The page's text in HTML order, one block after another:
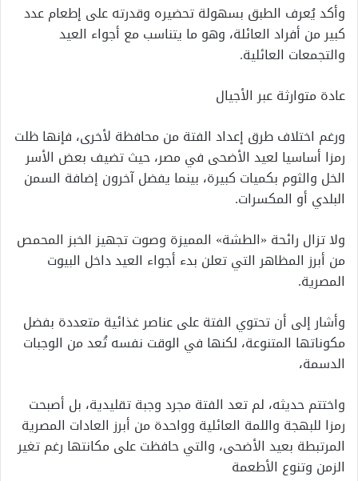
وأكد يُعرف الطبق بسهولة تحضيره وقدرته على إطعام عدد
كبير من أفراد العائلة، وهو ما يتناسب مع أجواء العيد
والتجمعات العائلية.
عادة متوارثة عبر الأجيال
ورغم اختلاف طرق إعداد الفتة من محافظة لأخرى، فإنها ظلت
رمزا أساسيا لعيد الأضحى في مصر، حيث تضيف بعض الأسر
الخل والثوم بكميات كبيرة، بينما يفضل آخرون إضافة السمن
البلدي أو المكسرات.
ولا تزال رائحة «الطشة» المميزة وصوت تجهيز الخبز المحمص
من أبرز المظاهر التي تعلن بدء أجواء العيد داخل البيوت
المصرية.
وأشار إلى أن تحتوي الفتة على عناصر غذائية متعددة بفضل
مكوناتها المتنوعة، لكنها في الوقت نفسه تُعد من الوجبات
الدسمة،
واختتم حديثه، لم تعد الفتة مجرد وجبة تقليدية، بل أصبحت
رمزا للبهجة واللمة العائلية وواحدة من أبرز العادات المصرية
المرتبطة بعيد الأضحى، والتي حافظت على مكانتها رغم تغير
الزمن وتنوع الأطعمة